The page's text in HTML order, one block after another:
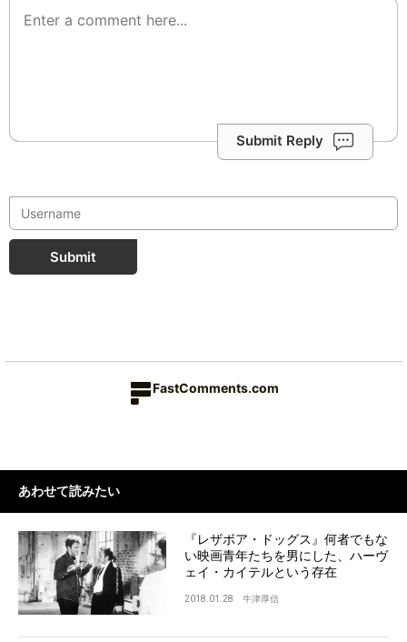
Submit Reply
Submit
FastComments.com
あわせて読みたい
『レザボア・ドッグス』何者でもな
い映画青年たちを男にした、ハーヴ
ェイ・カイテルという存在
2018.01.28 牛津厚信